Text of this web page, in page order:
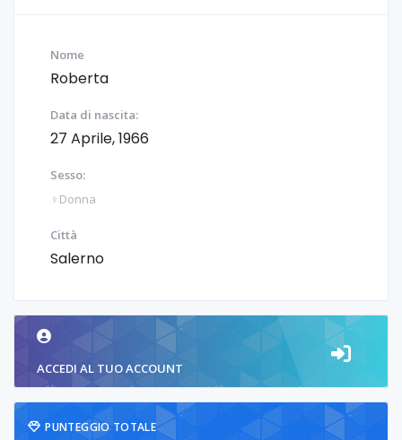
Nome
Roberta
Data di nascita:
27 Aprile, 1966
Sesso:
♀️Donna
Città
Salerno
ACCEDI AL TUO ACCOUNT
PUNTEGGIO TOTALE